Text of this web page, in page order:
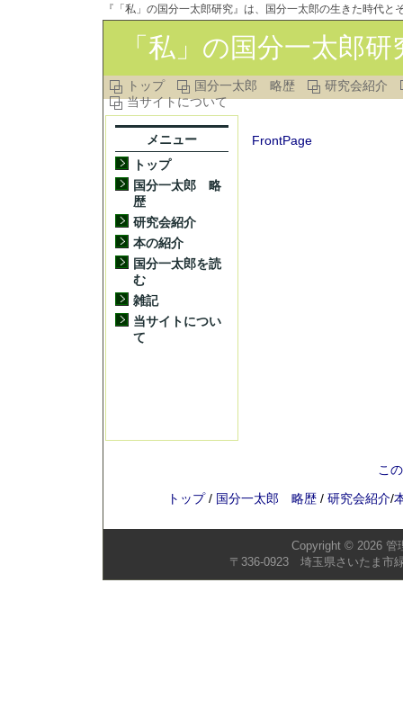
『「私」の国分一太郎研究』は、国分一太郎の生きた時代
「私」の国分一太郎研
トップ 国分一太郎 略歴
研究会紹介
当サイトについて
FrontPage
メニュー
トップ
国分一太郎 略
歴
研究会紹介
本の紹介
国分一太郎を読
む
雑記
当サイトについ
て
こ
トップ/ 国分一太郎 略歴 / 研究会紹介/
Copyright © 2026 管
〒336-0923 埼玉県さいたま市